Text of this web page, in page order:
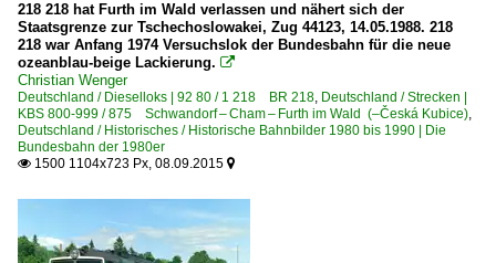
218 218 hat Furth im Wald verlassen und nähert sich der
Staatsgrenze zur Tschechoslowakei, Zug 44123, 14.05.1988. 218
218 war Anfang 1974 Versuchslok der Bundesbahn für die neue
ozeanblau-beige Lackierung. 
Christian Wenger
Deutschland / Dieselloks | 92 80 / 1 218 BR 218, Deutschland / Strecken |
KBS 800-999 / 875 Schwandorf – Cham – Furth im Wald (–Česká Kubice),
Deutschland / Historisches / Historische Bahnbilder 1980 bis 1990 | Die
Bundesbahn der 1980er
 1500 1104x723 Px, 08.09.2015 